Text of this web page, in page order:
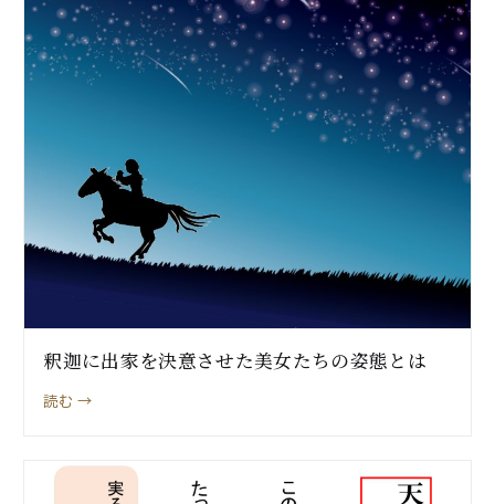
釈迦に出家を決意させた美女たちの姿態とは
読む →